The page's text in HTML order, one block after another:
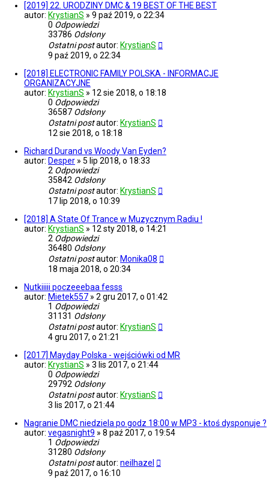
[2019] 22. URODZINY DMC & 19 BEST OF THE BEST
autor: KrystianS » 9 paź 2019, o 22:34
0 Odpowiedzi
33786 Odsłony
Ostatni postautor: KrystianS
9 paź 2019, o 22:34
[2018] ELECTRONIC FAMILY POLSKA - INFORMACJE
ORGANIZACYJNE
autor: KrystianS » 12 sie 2018, o 18:18
0 Odpowiedzi
36587 Odsłony
Ostatni postautor: KrystianS
12 sie 2018, o 18:18
Richard Durand vs Woody Van Eyden?
autor: Desper » 5 lip 2018, o 18:33
2 Odpowiedzi
35842 Odsłony
Ostatni postautor: KrystianS
17 lip 2018, o 10:39
[2018] A State Of Trance w Muzycznym Radiu !
autor: KrystianS » 12 sty 2018, o 14:21
2 Odpowiedzi
36480 Odsłony
Ostatni postautor: Monika08
18 maja 2018, o 20:34
Nutkiiiii poczeeebaa fesss
autor: Mietek557 » 2 gru 2017, o 01:42
1 Odpowiedzi
31131 Odsłony
Ostatni postautor: KrystianS
4 gru 2017, o 21:21
[2017] Mayday Polska - wejściówki od MR
autor: KrystianS » 3 lis 2017, o 21:44
0 Odpowiedzi
29792 Odsłony
Ostatni postautor: KrystianS
3 lis 2017, o 21:44
Nagranie DMC niedziela po godz 18:00 w MP3 - ktoś dysponuje ?
autor: vegasnight9 » 8 paź 2017, o 19:54
1 Odpowiedzi
31280 Odsłony
Ostatni postautor: neilhazel
9 paź 2017, o 16:10